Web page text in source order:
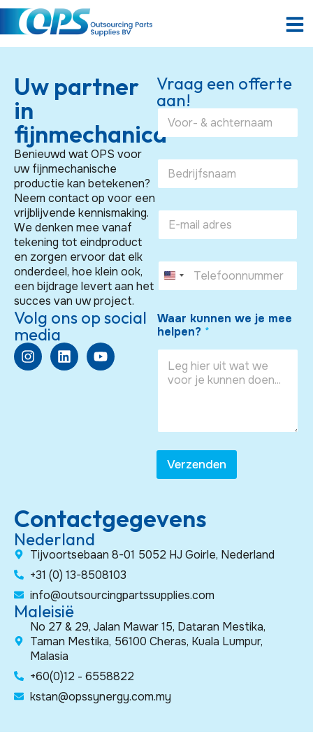
Uw partner
in
fijnmechanica
Benieuwd wat OPS voor
uw fijnmechanische
productie kan betekenen?
Neem contact op voor een
vrijblijvende kennismaking.
We denken mee vanaf
tekening tot eindproduct
en zorgen ervoor dat elk
onderdeel, hoe klein ook,
een bijdrage levert aan het
succes van uw project.
Volg ons op social
media
Vraag een offerte
aan!
N
m
B
s
s
O
g
a
n
i
n
E
a
P
o
e
*
U
n
t
e
d
S
t
+
1
P
h
o
e
s
a
Waar kunnen we je mee
helpen? *
Verzenden
Contactgegevens
Nederland
Tijvoortsebaan 8-01 5052 HJ Goirle, Nederland
+31 (0) 13-8508103
info@outsourcingpartssupplies.com
Maleisië
No 27 & 29, Jalan Mawar 15, Dataran Mestika,
Taman Mestika, 56100 Cheras, Kuala Lumpur,
Malasia
+60(0)12 - 6558822
kstan@opssynergy.com.my